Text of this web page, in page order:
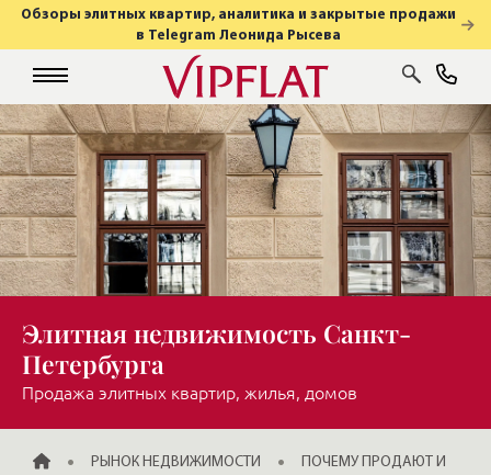
Обзоры элитных квартир, аналитика и закрытые продажи
в Telegram Леонида Рысева
Элитная недвижимость Санкт-
Петербурга
Продажа элитных квартир, жилья, домов
ГЛАВНАЯРЫНОК НЕДВИЖИМОСТИ
ПОЧЕМУ ПРОДАЮТ И